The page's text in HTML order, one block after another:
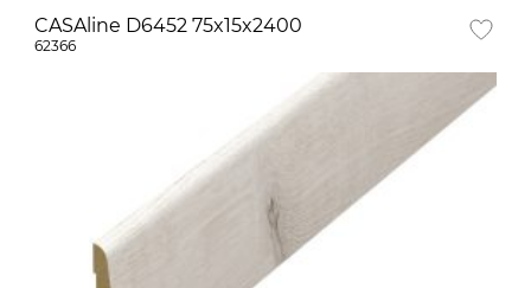
CASAline D6452 75x15x2400
62366